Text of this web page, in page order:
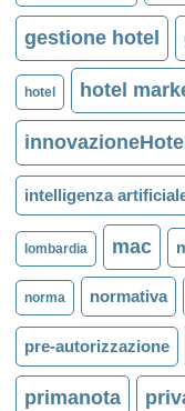
gestione hotel
hotel hotel
innovazioneHotel
intelligenza
lombardia mac
norma normativa
pre-autorizzazione
primanota